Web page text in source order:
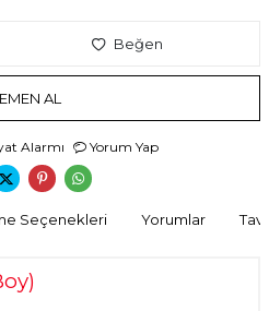
Beğen
AL
Alarmı Yorum Yap
Seçenekleri Yorumlar